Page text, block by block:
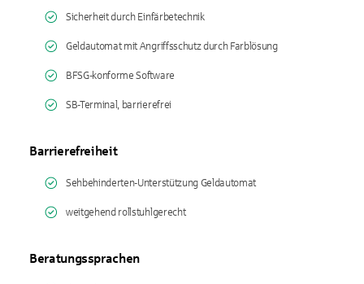
Sicherheit durch Einfärbetechnik
Geldautomat mit Angriffsschutz durch Farblösung
BFSG-konforme Software
SB-Terminal, barrierefrei
Barrierefreiheit
Sehbehinderten-Unterstützung Geldautomat
weitgehend rollstuhlgerecht
Beratungssprachen